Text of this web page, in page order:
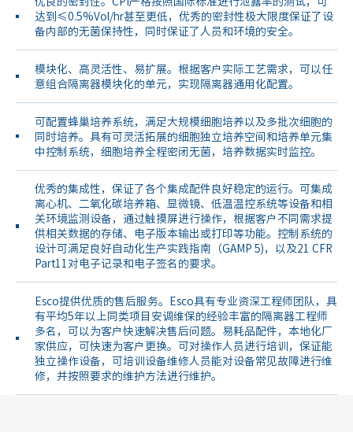
达到≤0.5%Vol/hr甚至更低，优秀的密封性极大限度保证了设
备内部的无菌保持性，同时保证了人员和环境的安全。
模块化、高灵活性、易扩展。根据客户实际工艺需求，可以任
意组合隔离器模块化的单元，实现隔离器通用化配置。
可配置蜂巢培养系统，满足大规模细胞培养以及多批次细胞的
同时培养。具有可灵活拓展的细胞独立培养空间和培养单元集
中控制系统，细胞培养全程密闭无菌，培养数据实时监控。
优秀的集成性，保证了各个集成配件良好稳定的运行。可集成
离心机、二氧化碳培养箱、显微镜、低温温控系统等设备和相
关环境监测设备，通过触摸屏进行操作，根据客户不同需求提
供相关数据的存储、电子版本输出或打印等功能。控制系统的
设计可满足良好自动化生产实践指南（GAMP 5)，以及21 CFR
Part11对电子记录和电子签名的要求。
Esco提供优质的售后服务。Esco具有专业资深工程师团队，具
有平均5年以上同类项目安调维保的经验丰富的隔离器工程师
多名，可以为客户快速解决售后问题。易耗品配件，本地化厂
家供应，可快速为客户更换。可对操作人员进行培训，保证能
独立操作设备，可培训设备维修人员能对设备常见故障进行维
修，并按照要求的维护方法进行维护。